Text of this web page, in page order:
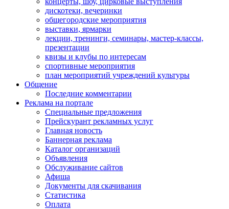
дискотеки, вечеринки
общегородские мероприятия
выставки, ярмарки
лекции, тренинги, семинары, мастер-классы,
презентации
квизы и клубы по интересам
спортивные мероприятия
план мероприятий учреждений культуры
Общение
Последние комментарии
Реклама на портале
Специальные предложения
Прейскурант рекламных услуг
Главная новость
Баннерная реклама
Каталог организаций
Объявления
Обслуживание сайтов
Афиша
Документы для скачивания
Статистика
Оплата